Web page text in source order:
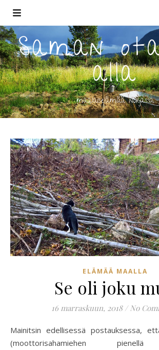
Saman
alla
maalaiselämää norjassa
ELÄMÄÄ MAALLA
Se oli joku
16 marraskuun, 2018 / No
Mainitsin edellisessä postauksessa, että olen raivannut
(moottorisahamiehen pienellä